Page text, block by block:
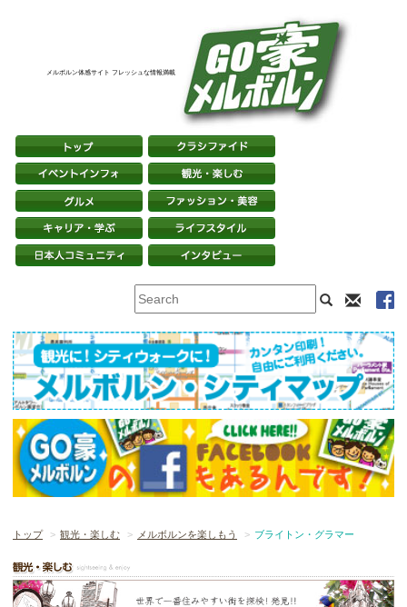
メルボルン体感サイト フレッシュな情報満載
トップ 観光・楽しむ メルボルンを楽しもう ブライトン・グラマー